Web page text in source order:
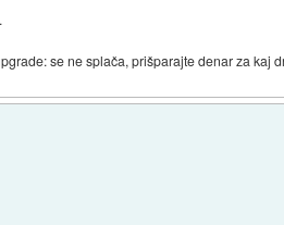
se ne splača, prišparajte denar za kaj